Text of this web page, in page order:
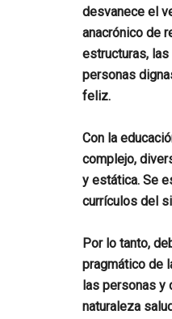
desvanece el
anacrónico de
estructuras,
personas
feliz.
Con la
complejo,
y estática. Se
currículos del
Por lo tanto,
pragmático de
las personas y
naturaleza